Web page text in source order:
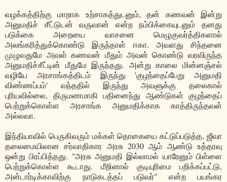
வழக்கத்திற்கு மாறாக உற்சாகத்துடனும், தன் கணவன் இன்று
அனுமதிச் சீட்டுடன் வருவான் என்ற நம்பிக்கையுடனும் தனது
படுக்கை அறையை வாசனை மெழுகுவர்த்திகளால்
அலங்கரித்துக்கொண்டு இருந்தாள் ஈகா. அவளது சிந்தனை
முழுவதுமே அவள் கணவன் மீதும் அவன் கொண்டு வரவிருந்த
அனுமதிச்சீட்டின் மீதுமே இருந்தது. அன்று காலை மின்னஞ்சல்
வழியே அரசாங்கத்திடம் இருந்து 'குழந்தைப்பேறு அனுமதி
விண்ணப்பம்' வந்ததில் இருந்து அவளுக்கு தலைகால்
புரியவில்லை, திருமணமாகி பதினைந்து ஆண்டுகள் குழந்தைப்
பெற்றுக்கொள்ள அரசாங்க அனுமதிக்காக காத்திருந்தவள்
அல்லவா.
இந்தியாவில் பெருகிவரும் மக்கள் தொகையை கட்டுப்படுத்த, ஜீவா
தலைமையிலான சர்வாதிகார அரசு 2030 ஆம் ஆண்டு உத்தரவு
ஒன்று பிரப்பித்தது. "அரசு அனுமதி இல்லாமல் யாரேனும் பிள்ளை
பெற்றுக்கொள்ள கூடாது. மீறினால் குடியுரிமை பறிக்கப்பட்டு,
அன்டார்டிக்காவிற்கு நாடுகடத்தப் படுவர்" என்ற பயங்கர